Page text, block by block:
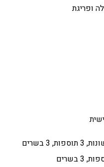
ופריגת